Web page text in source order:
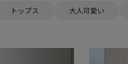
トップス 大人可愛い